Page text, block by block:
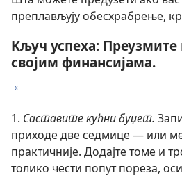
преплављују обесхрабрење,
Кључ успеха:
својим финансијама.
*
1. Саставите кућни буџет.
приходе две седмице — или
практичније. Додајте томе и
толико чести попут пореза,